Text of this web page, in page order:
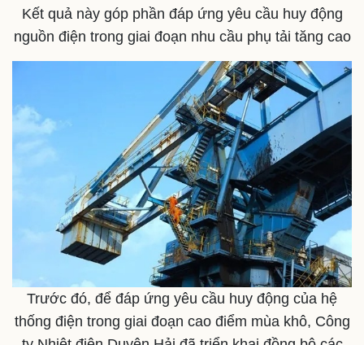
Pháp luật
Vụ án
Tin nóng
Tư vấn luật
Quân sự - Quốc phòng
Vũ khí
Việt Nam
Phân tích
Kết quả này góp phần đáp ứng yêu cầu huy động
nguồn điện trong giai đoạn nhu cầu phụ tải tăng cao
Trước đó, để đáp ứng yêu cầu huy động của hệ
thống điện trong giai đoạn cao điểm mùa khô, Công